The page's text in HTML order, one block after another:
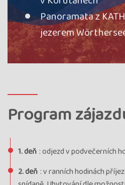
Panoramata z
jezerem
Program
1. deň : odjezd v podvečerních
2. deň : v ranních hodinách